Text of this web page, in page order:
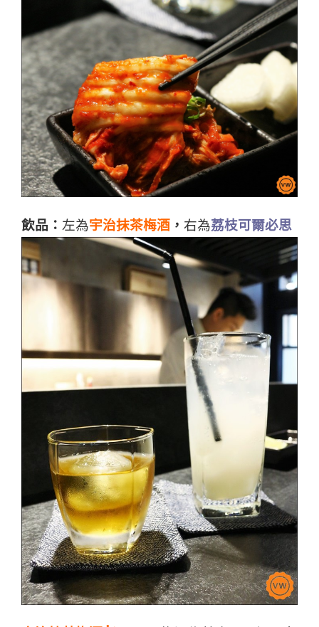
飲品： 左為宇治抹茶梅酒 ， 右為荔枝可爾必思